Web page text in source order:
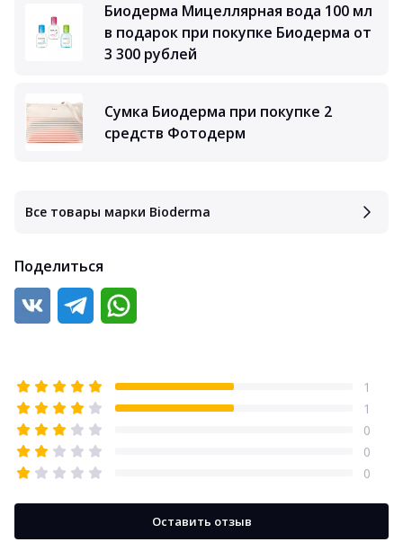
Биодерма Мицеллярная вода 100 мл
в подарок при покупке Биодерма от
3 300 рублей
Сумка Биодерма при покупке 2
средств Фотодерм
Все товары марки Bioderma
Поделиться
1
1
0
0
0
Оставить отзыв